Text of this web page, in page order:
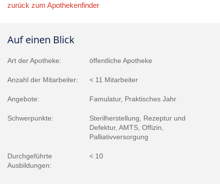
zurück zum Apothekenfinder
Auf einen Blick
Art der Apotheke: öffentliche Apotheke
Anzahl der Mitarbeiter: < 11 Mitarbeiter
Angebote: Famulatur, Praktisches Jahr
Schwerpunkte:
Sterilherstellung, Rezeptur und
Defektur, AMTS, Offizin,
Palliativversorgung
Durchgeführte
Ausbildungen:
< 10